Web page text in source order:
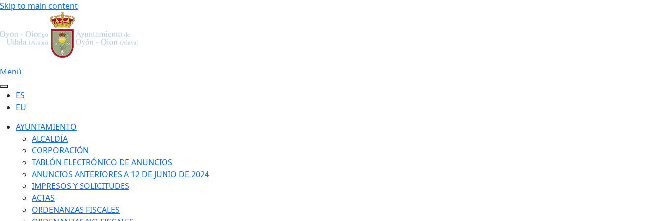
Skip to main content
Menú
ES
EU
AYUNTAMIENTO
ALCALDÍA
CORPORACIÓN
TABLÓN ELECTRÓNICO DE ANUNCIOS
ANUNCIOS ANTERIORES A 12 DE JUNIO DE 2024
IMPRESOS Y SOLICITUDES
ACTAS
ORDENANZAS FISCALES